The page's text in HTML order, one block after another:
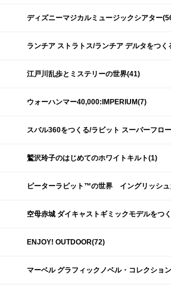
ディズニーマジカルミュージックシアター
ランチア ストラトス/ランチア デルタをつく
江戸川乱歩とミステリーの世界(41)
ウォーハンマー40,000:IMPERIUM(7)
スバル360をつくる/ラビット スーパーフロ
鷲沢玲子のはじめてのホワイトキルト(1)
ピーターラビット™の世界 イングリッシュ
空母赤城 ダイキャストギミックモデルをつ
ENJOY! OUTDOOR(72)
マーベル グラフィックノベル・コレクショ